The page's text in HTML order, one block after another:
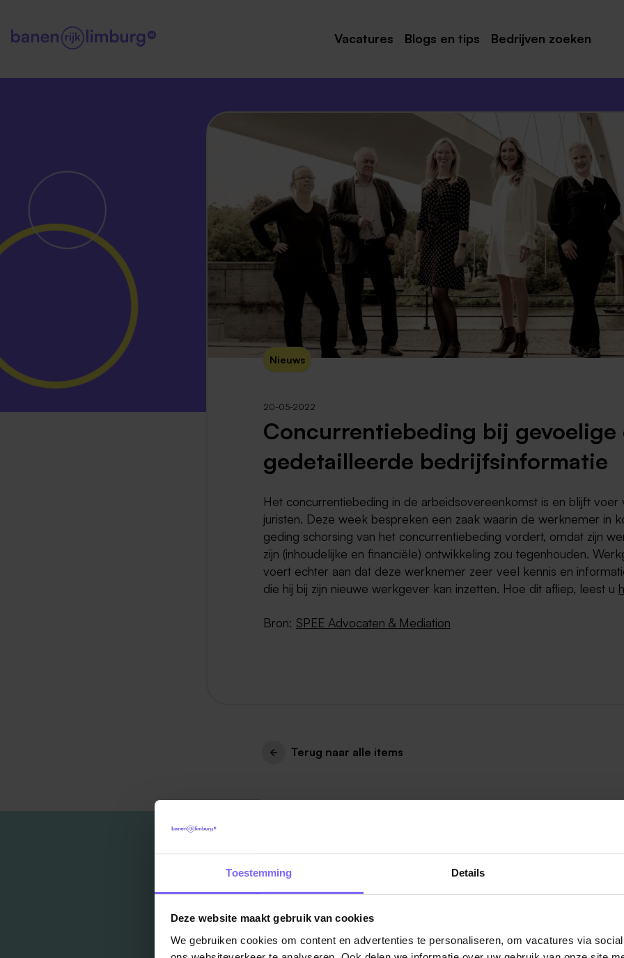
Toestemming Details
Deze website maakt gebruik van cookies
We gebruiken cookies om content en advertenties te personaliseren, om vacatures via
Vacatures
Maastricht
Roermond
Sittard
Venray
Noord-Limburg
Midden-Limburg
Zuid-Limburg
Heerlen
Weert
Kerkrade
Blogs en tips Bedrijven zoeken
Nieuws
20-05-2022
Concurrentiebeding bij gevoelige
gedetailleerde bedrijfsinformatie
Het concurrentiebeding in de arbeidsovereenkomst is en blijft voer
juristen. Deze week bespreken een zaak waarin de werknemer in
geding schorsing van het concurrentiebeding vordert, omdat zijn
zijn (inhoudelijke en financiële) ontwikkeling zou tegenhouden.
voert echter aan dat deze werknemer zeer veel kennis en
die hij bij zijn nieuwe werkgever kan inzetten. Hoe dit afliep, leest u
Bron: SPEE Advocaten & Mediation
Terug naar alle items